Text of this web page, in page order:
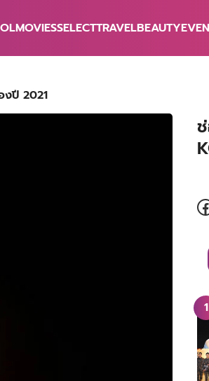
MOVIESSELECTTRAVELBEAUTY
งปี 2021